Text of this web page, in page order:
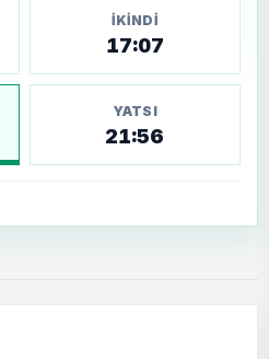
İKINDI
17:07
YATSI
21:56